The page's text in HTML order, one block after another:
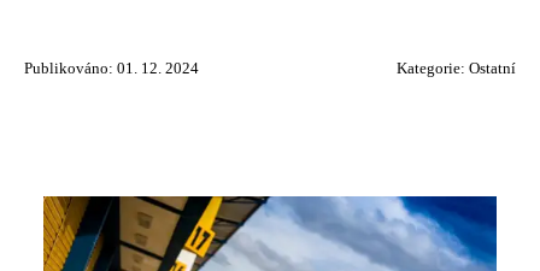
Publikováno: 01. 12. 2024 Kategorie: Ostatní